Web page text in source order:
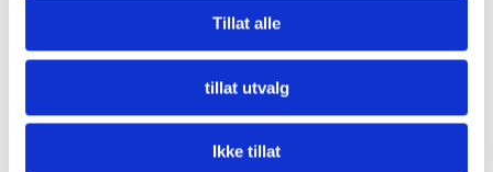
Tillat alle
tillat utvalg
Ikke tillat
What is dinutvei.no?
Gjelder §282 om vold i nære relasjoner
hvis man ikke har vært samboere?
Kollega fortalte han har utsatt kona for